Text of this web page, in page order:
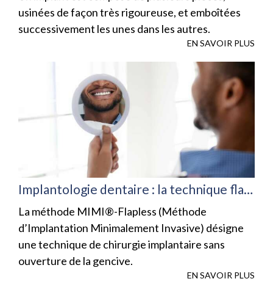
usinées de façon très rigoureuse, et emboîtées
successivement les unes dans les autres.
EN SAVOIR PLUS
Implantologie dentaire : la technique flapless
La méthode MIMI®-Flapless (Méthode
d’Implantation Minimalement Invasive) désigne
une technique de chirurgie implantaire sans
ouverture de la gencive.
EN SAVOIR PLUS